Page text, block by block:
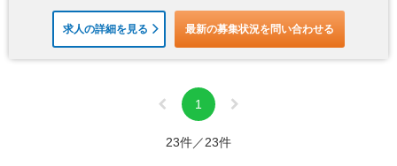
求人の詳細を見る 最新の募集状況を問い合わせる
1
23件／23件